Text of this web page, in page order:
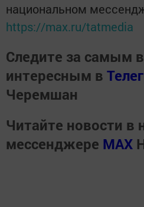
национальном
https://max.ru/tatmedia
Следите за самым
интересным в
Черемшан
Читайте новости в
мессенджере MАХ